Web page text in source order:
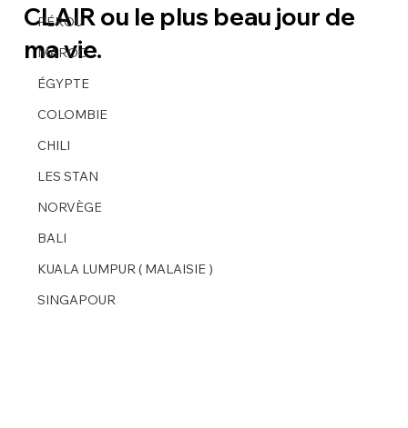
PÉROU
MAROC
ÉGYPTE
COLOMBIE
CHILI
LES STAN
NORVÈGE
BALI
KUALA LUMPUR ( MALAISIE )
SINGAPOUR
CLAIR ou le plus beau jour de
ma vie.